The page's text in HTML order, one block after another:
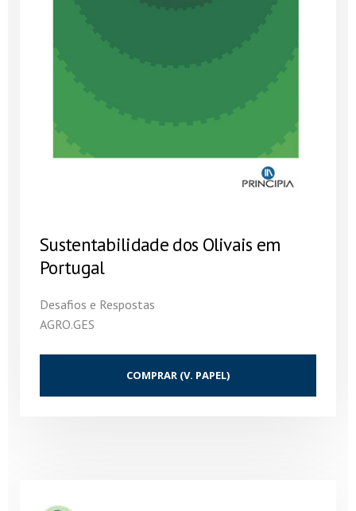
Sustentabilidade dos Olivais em
Portugal
Desafios e Respostas
AGRO.GES
COMPRAR (V. PAPEL)